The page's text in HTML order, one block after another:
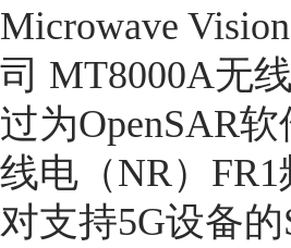
Microwave
司 MT8000A无
过为OpenSAR
线电（NR）
对支持5G设备